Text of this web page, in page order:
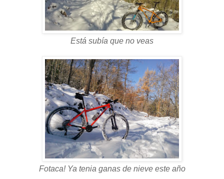
Está subía que no veas
Fotaca! Ya tenia ganas de nieve este año